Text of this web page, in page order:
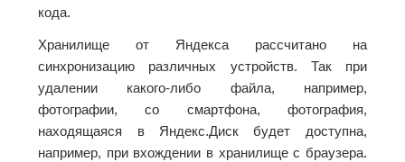
кода.
Хранилище от Яндекса рассчитано на
синхронизацию различных устройств. Так при
удалении какого-либо файла, например,
фотографии, со смартфона, фотография,
находящаяся в Яндекс.Диск будет доступна,
например, при вхождении в хранилище с браузера.